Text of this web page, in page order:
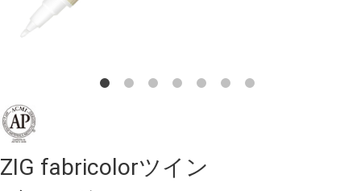
ZIG fabricolorツイン